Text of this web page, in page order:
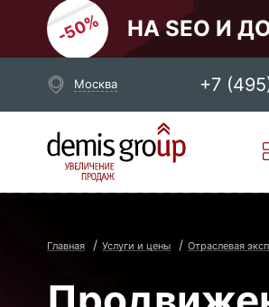
НА SEO И
Москва +7
Выберите свой город
Москва
Главная Услуги и цены Отраслевая